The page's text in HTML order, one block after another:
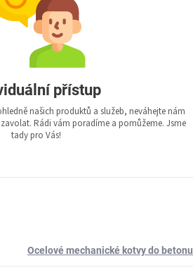
přístup
našich produktů a služeb, neváhejte nám
Rádi vám poradíme a pomůžeme. Jsme
tady pro Vás!
Ocelové mechanické kotvy do betonu